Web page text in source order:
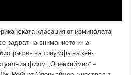
класация от изминалата
радват на вниманието и на
на триумфа на кей-
филм „Опенхаймер“ –